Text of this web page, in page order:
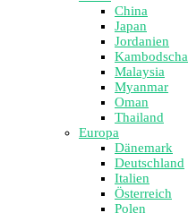
China
Japan
Jordanien
Kambodscha
Malaysia
Myanmar
Oman
Thailand
Europa
Dänemark
Deutschland
Italien
Österreich
Polen